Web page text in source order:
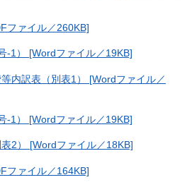
ファイル／260KB]
-1） [Wordファイル／19KB]
内訳表（別表1） [Wordファイル／
-1） [Wordファイル／19KB]
2） [Wordファイル／18KB]
ファイル／164KB]